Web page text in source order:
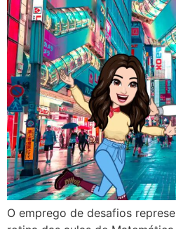
O emprego de desafios